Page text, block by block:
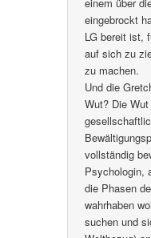
eingebrockt
LG bereit ist,
auf sich zu
zu machen.
Und die
Wut? Die
vollständig
Psychologin,
die Phasen
wahrhaben
suchen und